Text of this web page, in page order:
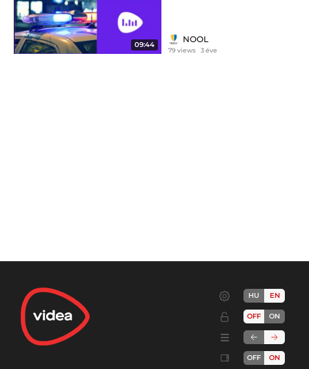
09:44
NOOL
79 views 3 éve
HU EN
OFF ON
OFF ON